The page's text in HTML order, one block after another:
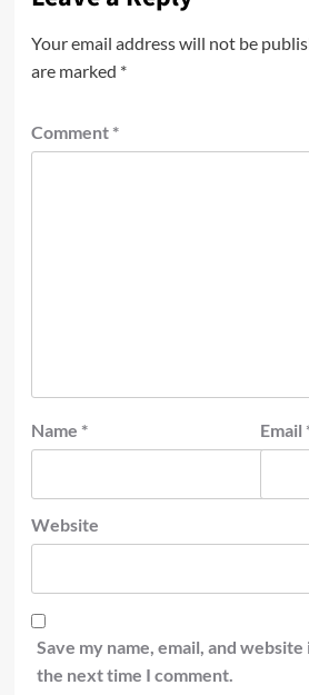
Your email address will not be
are marked *
Comment *
Name * Email
Website
Save my name, email, and
the next time I comment.